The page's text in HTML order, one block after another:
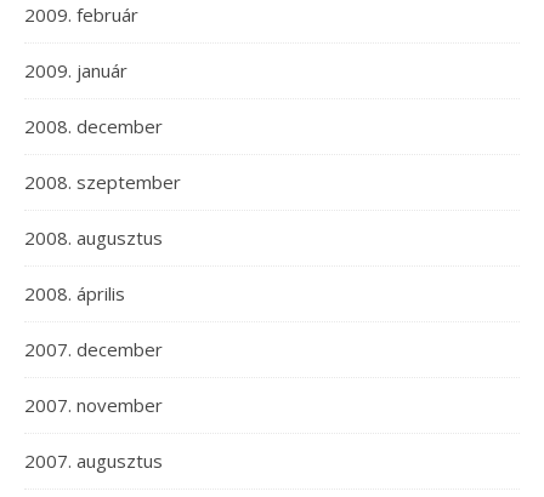
2009. február
2009. január
2008. december
2008. szeptember
2008. augusztus
2008. április
2007. december
2007. november
2007. augusztus